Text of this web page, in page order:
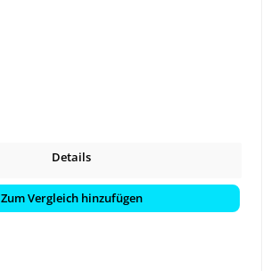
Details
Zum Vergleich hinzufügen